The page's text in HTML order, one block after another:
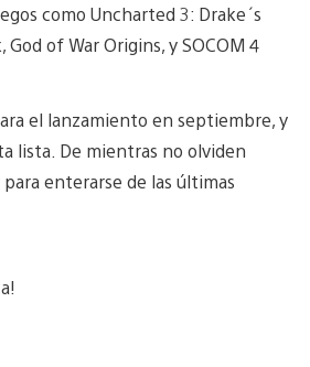
como Uncharted 3: Drake´s
of War Origins, y SOCOM 4
el lanzamiento en septiembre, y
lista. De mientras no olviden
para enterarse de las últimas